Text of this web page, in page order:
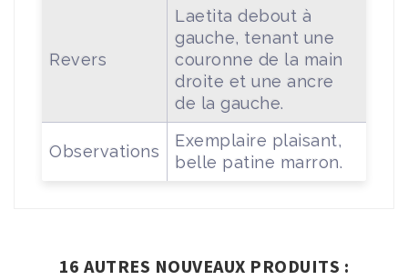
Revers
Laetita debout à
gauche, tenant une
couronne de la main
droite et une ancre
de la gauche.
Observations
Exemplaire plaisant,
belle patine marron.
16 AUTRES NOUVEAUX PRODUITS :